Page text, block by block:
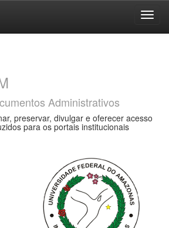
Administrativos
preservar, divulgar e oferecer acesso
para os portais institucionais